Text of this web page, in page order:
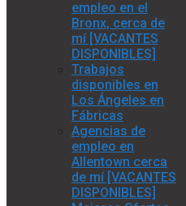
empleo en el
Bronx, cerca de
mí [VACANTES
DISPONIBLES]
Trabajos
disponibles en
Los Ángeles en
Fábricas
Agencias de
empleo en
Allentown cerca
de mí [VACANTES
DISPONIBLES]